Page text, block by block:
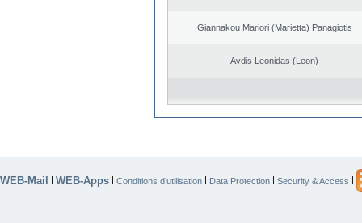
Giannakou Mariori (Marietta) Panagiotis
Avdis Leonidas (Leon)
WEB-Mail | WEB-Apps | Conditions d’utilisation | Data Protection | Security & Access |